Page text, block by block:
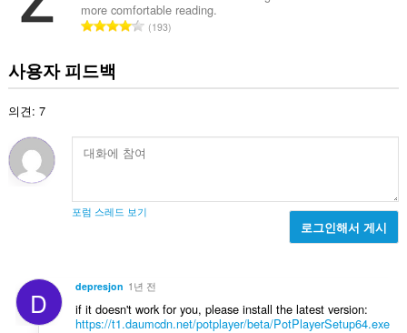
:
more comfortable reading.
총193
사용자 피드백
의견: 7
포럼 스레드 보기
로그인해서 게시
D depresjon 1년 전
if it doesn't work for you, please install the latest version:
https://t1.daumcdn.net/potplayer/beta/PotPlayerSetup64.exe